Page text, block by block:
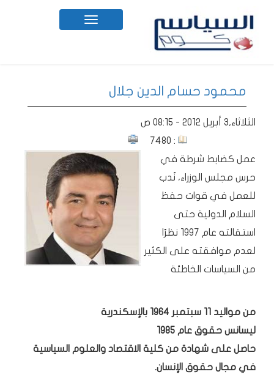
Toggle
navigation
محمود حسام الدين جلال
الثلاثاء,3 أبريل 2012 - 08:15 ص
: 7480
عمل كضابط شرطة في
حرس مجلس الوزراء، نُدب
للعمل في قوات حفظ
السلام الدولية حتى
استقالته عام 1997 نظرًا
لعدم موافقته على الكثير
من السياسات الخاطئة
من مواليد 11 سبتمبر 1964 بالإسكندرية
ليسانس حقوق عام 1985
حاصل على شهادة من كلية الاقتصاد والعلوم السياسية
في مجال حقوق الإنسان.